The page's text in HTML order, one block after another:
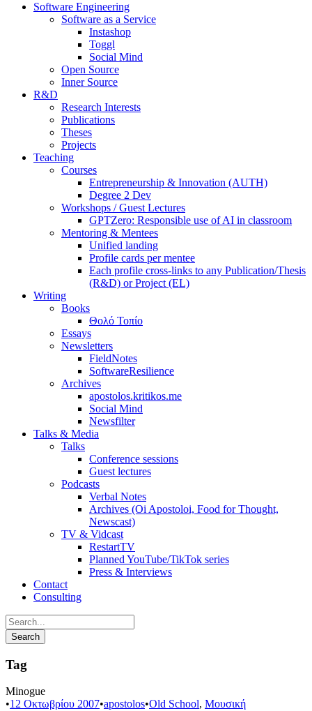
Software Engineering
Software as a Service
Instashop
Toggl
Social Mind
Open Source
Inner Source
R&D
Research Interests
Publications
Theses
Projects
Teaching
Courses
Entrepreneurship & Innovation (AUTH)
Degree 2 Dev
Workshops / Guest Lectures
GPTZero: Responsible use of AI in classroom
Mentoring & Mentees
Unified landing
Profile cards per mentee
Each profile cross-links to any Publication/Thesis
(R&D) or Project (EL)
Writing
Books
Θολό Τοπίο
Essays
Newsletters
FieldNotes
SoftwareResilience
Archives
apostolos.kritikos.me
Social Mind
Newsfilter
Talks & Media
Talks
Conference sessions
Guest lectures
Podcasts
Verbal Notes
Archives (Oi Apostoloi, Food for Thought,
Newscast)
TV & Vidcast
RestartTV
Planned YouTube/TikTok series
Press & Interviews
Contact
Consulting
Tag
Minogue
•12 Οκτωβρίου 2007•apostolos•Old School, Μουσική